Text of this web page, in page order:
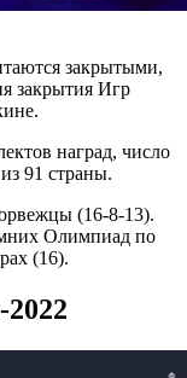
закрытыми,
закрытия Игр
наград, число
91 страны.
(16-8-13).
Олимпиад по
(16).